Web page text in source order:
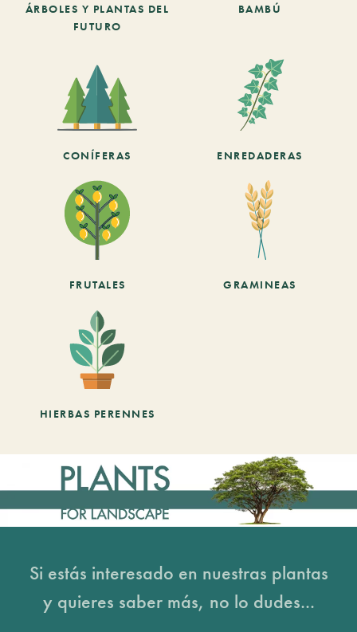
ÁRBOLES Y PLANTAS DEL
FUTURO
BAMBÚ
CONÍFERAS ENREDADERAS
FRUTALES GRAMINEAS
HIERBAS PERENNES
Si estás interesado en nuestras plantas
y quieres saber más, no lo dudes...